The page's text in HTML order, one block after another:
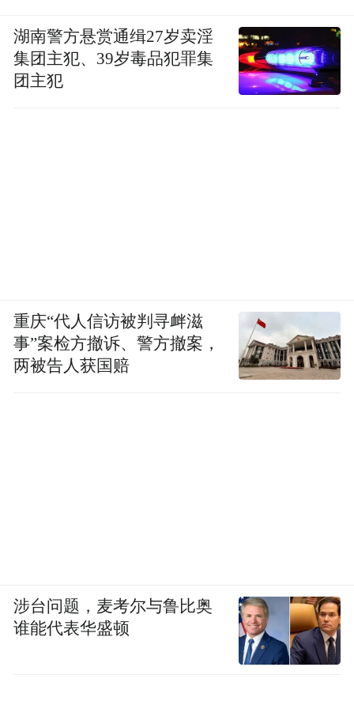
湖南警方悬赏通缉27岁卖淫
集团主犯、39岁毒品犯罪集
团主犯
重庆“代人信访被判寻衅滋
事”案检方撤诉、警方撤案，
两被告人获国赔
涉台问题，麦考尔与鲁比奥
谁能代表华盛顿